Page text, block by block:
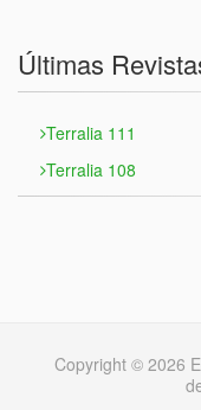
Últimas
Terralia 111
Terralia 108
Copyright © 2026